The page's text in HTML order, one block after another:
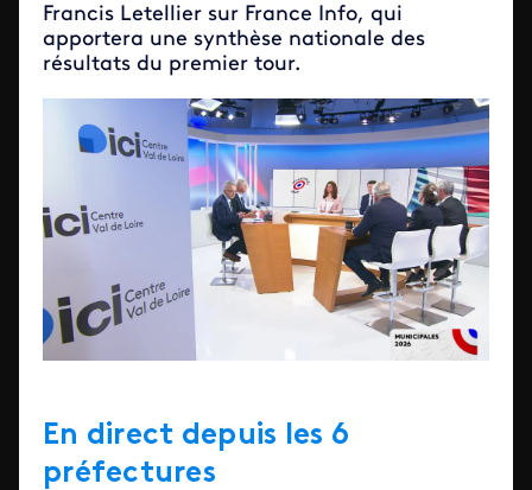
Francis Letellier sur France Info, qui
apportera une synthèse nationale des
résultats du premier tour.
En direct depuis les 6
préfectures